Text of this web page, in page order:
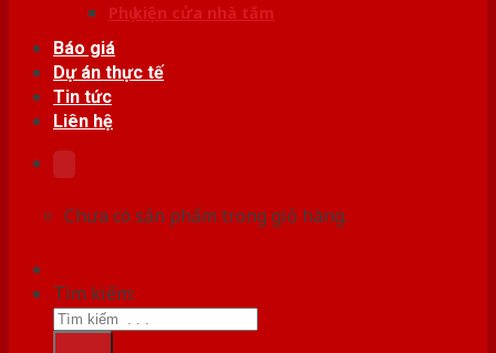
Phụ kiện cửa nhà tắm
Báo giá
Dự án thực tế
Tin tức
Liên hệ
Chưa có sản phẩm trong giỏ hàng.
Tìm kiếm: